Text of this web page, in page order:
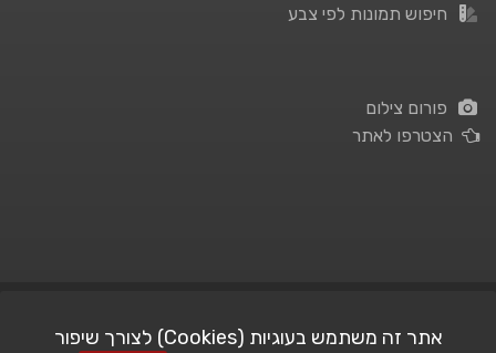
חיפוש תמונות לפי צבע
פורום צילום
הצטרפו לאתר
אתר זה משתמש בעוגיות (Cookies) לצורך שיפור